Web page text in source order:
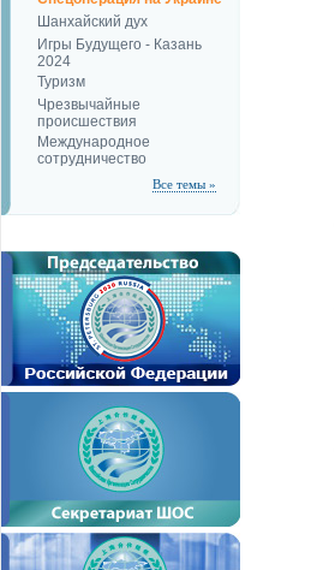
Шанхайский дух
Игры Будущего - Казань
2024
Туризм
Чрезвычайные
происшествия
Международное
сотрудничество
Все темы »